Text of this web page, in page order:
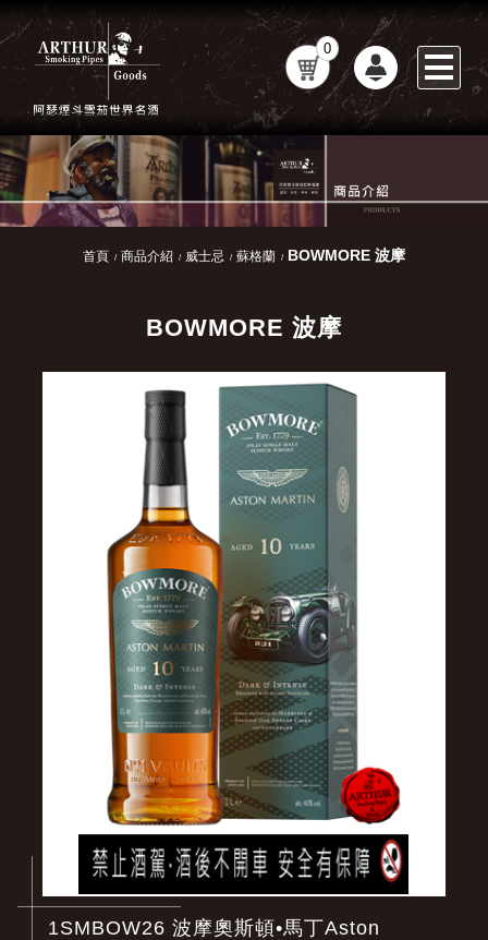
0
首頁 商品介紹 威士忌 蘇格蘭 BOWMORE 波摩
BOWMORE 波摩
1SMBOW26 波摩奧斯頓•馬丁Aston